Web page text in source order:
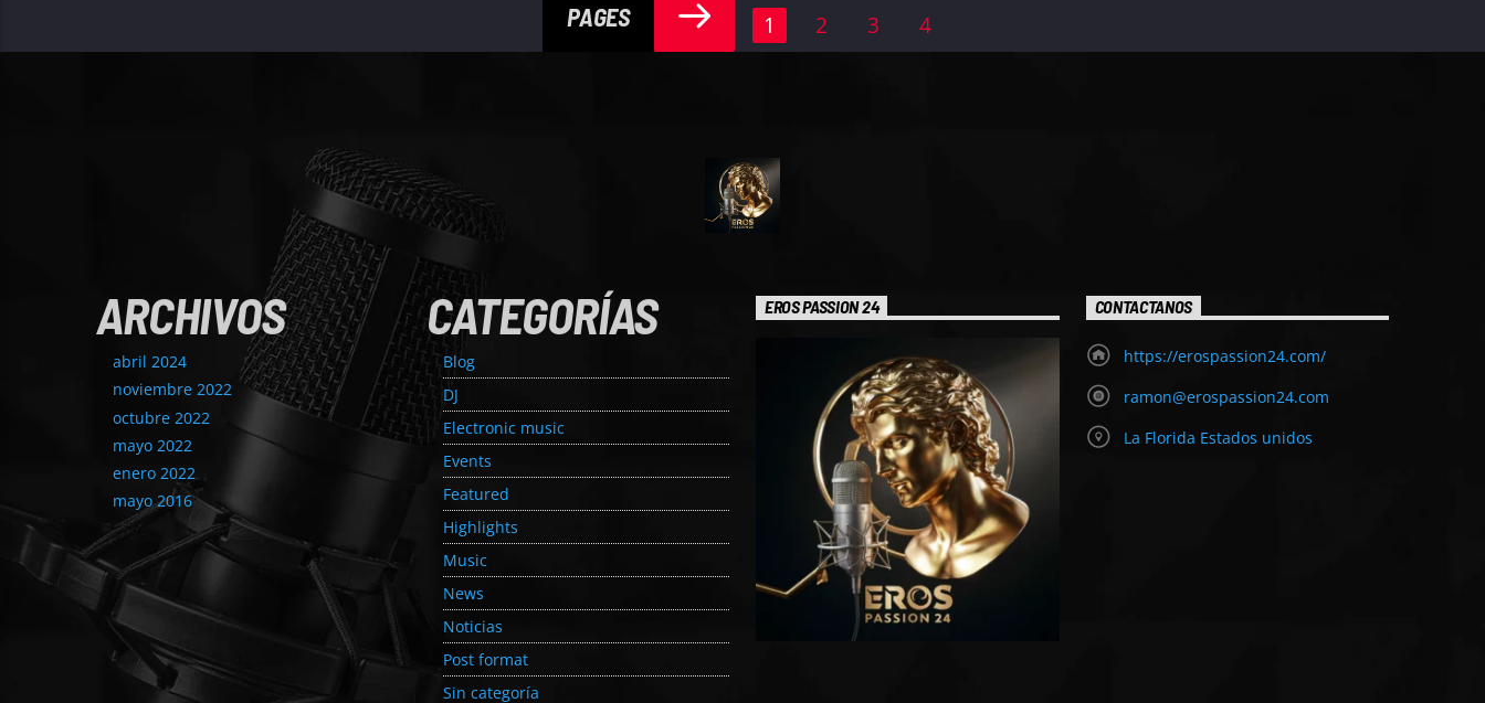
PAGES 1 2 3 4
ARCHIVOS
abril 2024
noviembre 2022
octubre 2022
mayo 2022
enero 2022
mayo 2016
CATEGORÍAS
Blog
DJ
Electronic music
Events
Featured
Highlights
Music
News
Noticias
Post format
Sin categoría
EROS PASSION 24 CONTACTANOS
https://erospassion24.com/
ramon@erospassion24.com
La Florida Estados unidos